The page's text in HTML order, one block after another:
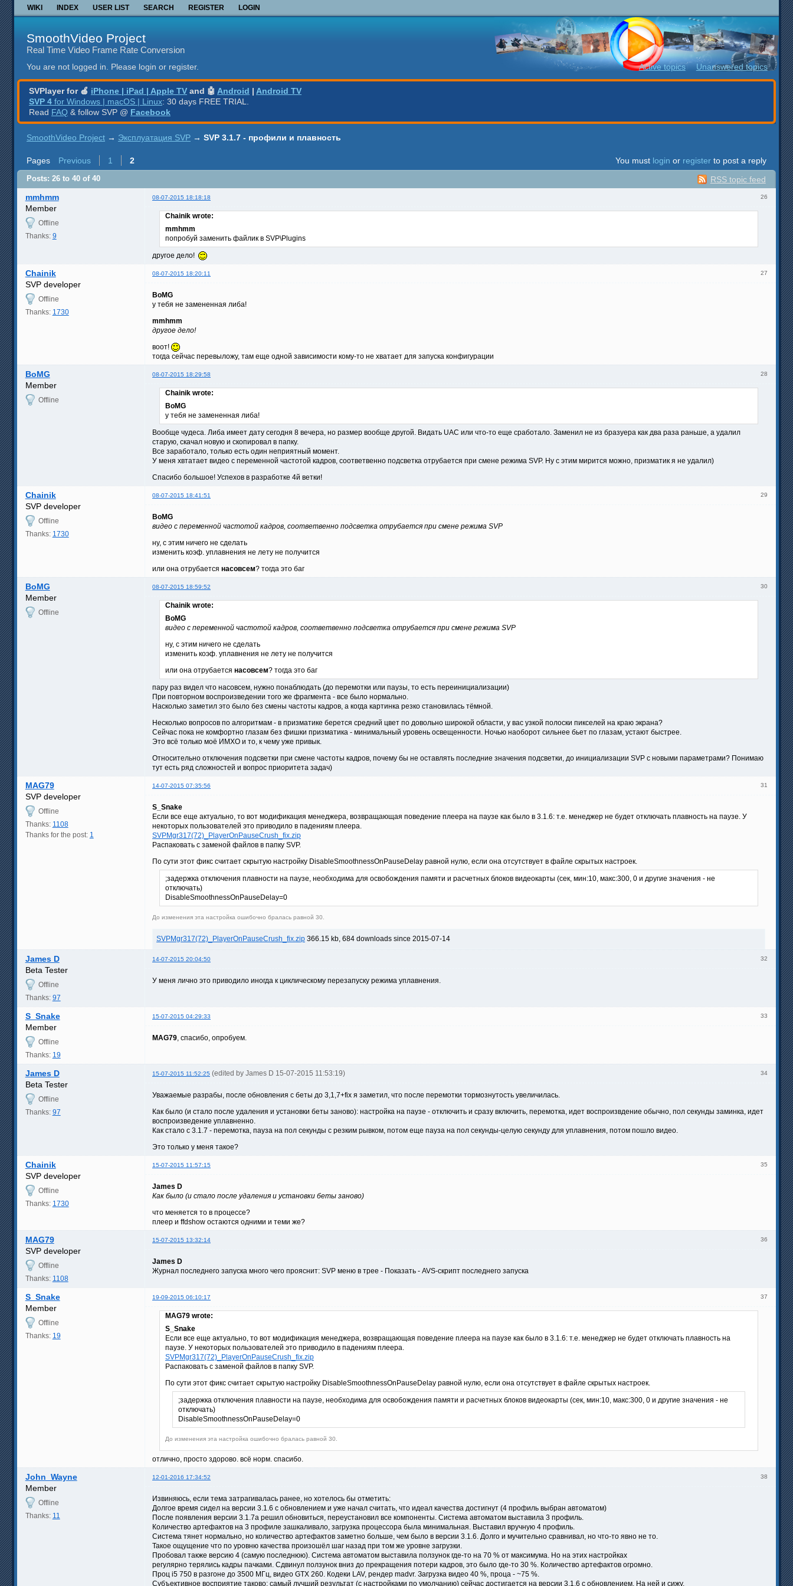
WIKI INDEX USER LIST SEARCH REGISTER LOGIN
SmoothVideo Project
Real Time Video Frame Rate Conversion
You are not logged in. Please login or register. Active topics Unanswered topics
SVPlayer for 🍎 iPhone | iPad | Apple TV and 🤖 Android | Android TV
SVP 4 for Windows | macOS | Linux: 30 days FREE TRIAL.
Read FAQ & follow SVP @ Facebook
SmoothVideo Project → Эксплуатация SVP → SVP 3.1.7 - профили и плавность
Pages Previous 1 2 You must login or register to post a reply
RSS topic feed
Posts: 26 to 40 of 40
26
mmhmm 08-07-2015 18:18:18
Member
Offline
Thanks: 9
Chainik wrote:
mmhmm
попробуй заменить файлик в SVP\Plugins
другое дело!
27
Chainik 08-07-2015 18:20:11
SVP developer
Offline
Thanks: 1730
BoMG
у тебя не замененная либа!
mmhmm
другое дело!
воот!
тогда сейчас перевыложу, там еще одной зависимости кому-то не хватает для запуска конфигурации
28
BoMG 08-07-2015 18:29:58
Member
Offline
Chainik wrote:
BoMG
у тебя не замененная либа!
Вообще чудеса. Либа имеет дату сегодня 8 вечера, но размер вообще другой. Видать UAC или что-то еще сработало. Заменил не из бразуера как два раза раньше, а удалил
старую, скачал новую и скопировал в папку.
Все заработало, только есть один неприятный момент.
У меня хвтатает видео с переменной частотой кадров, соответвенно подсветка отрубается при смене режима SVP. Ну с этим мирится можно, призматик я не удалил)
Спасибо большое! Успехов в разработке 4й ветки!
29
Chainik 08-07-2015 18:41:51
SVP developer
Offline
Thanks: 1730
BoMG
видео с переменной частотой кадров, соответвенно подсветка отрубается при смене режима SVP
ну, с этим ничего не сделать
изменить коэф. уплавнения не лету не получится
или она отрубается насовсем? тогда это баг
30
BoMG 08-07-2015 18:59:52
Member
Offline
Chainik wrote:
BoMG
видео с переменной частотой кадров, соответвенно подсветка отрубается при смене режима SVP
ну, с этим ничего не сделать
изменить коэф. уплавнения не лету не получится
или она отрубается насовсем? тогда это баг
пару раз видел что насовсем, нужно понаблюдать (до перемотки или паузы, то есть переинициализации)
При повторном воспроизведении того же фрагмента - все было нормально.
Насколько заметил это было без смены частоты кадров, а когда картинка резко становилась тёмной.
Несколько вопросов по алгоритмам - в призматике берется средний цвет по довольно широкой области, у вас узкой полоски пикселей на краю экрана?
Сейчас пока не комфортно глазам без фишки призматика - минимальный уровень освещенности. Ночью наоборот сильнее бьет по глазам, устают быстрее.
Это всё только моё ИМХО и то, к чему уже привык.
Относительно отключения подсветки при смене частоты кадров, почему бы не оставлять последние значения подсветки, до инициализации SVP с новыми параметрами? Понимаю
тут есть ряд сложностей и вопрос приоритета задач)
31
MAG79 14-07-2015 07:35:56
SVP developer
Offline
Thanks: 1108
Thanks for the post: 1
S_Snake
Если все еще актуально, то вот модификация менеджера, возвращающая поведение плеера на паузе как было в 3.1.6: т.е. менеджер не будет отключать плавность на паузе. У
некоторых пользователей это приводило в падениям плеера.
SVPMgr317(72)_PlayerOnPauseCrush_fix.zip
Распаковать с заменой файлов в папку SVP.
По сути этот фикс считает скрытую настройку DisableSmoothnessOnPauseDelay равной нулю, если она отсутствует в файле скрытых настроек.
;задержка отключения плавности на паузе, необходима для освобождения памяти и расчетных блоков видеокарты (сек, мин:10, макс:300, 0 и другие значения - не
отключать)
DisableSmoothnessOnPauseDelay=0
До изменения эта настройка ошибочно бралась равной 30.
SVPMgr317(72)_PlayerOnPauseCrush_fix.zip 366.15 kb, 684 downloads since 2015-07-14
32
James D 14-07-2015 20:04:50
Beta Tester
Offline
Thanks: 97
У меня лично это приводило иногда к циклическому перезапуску режима уплавнения.
33
S_Snake 15-07-2015 04:29:33
Member
Offline
Thanks: 19
MAG79, спасибо, опробуем.
34
James D 15-07-2015 11:52:25 (edited by James D 15-07-2015 11:53:19)
Beta Tester
Offline
Thanks: 97
Уважаемые разрабы, после обновления с беты до 3,1,7+fix я заметил, что после перемотки тормознутость увеличилась.
Как было (и стало после удаления и установки беты заново): настройка на паузе - отключить и сразу включить, перемотка, идет воспроизвдение обычно, пол секунды заминка, идет
воспроизведение уплавненно.
Как стало с 3.1.7 - перемотка, пауза на пол секунды с резким рывком, потом еще пауза на пол секунды-целую секунду для уплавнения, потом пошло видео.
Это только у меня такое?
35
Chainik 15-07-2015 11:57:15
SVP developer
Offline
Thanks: 1730
James D
Как было (и стало после удаления и установки беты заново)
что меняется то в процессе?
плеер и ffdshow остаются одними и теми же?
36
MAG79 15-07-2015 13:32:14
SVP developer
Offline
Thanks: 1108
James D
Журнал последнего запуска много чего прояснит: SVP меню в трее - Показать - AVS-скрипт последнего запуска
37
S_Snake 19-09-2015 06:10:17
Member
Offline
Thanks: 19
MAG79 wrote:
S_Snake
Если все еще актуально, то вот модификация менеджера, возвращающая поведение плеера на паузе как было в 3.1.6: т.е. менеджер не будет отключать плавность на
паузе. У некоторых пользователей это приводило в падениям плеера.
SVPMgr317(72)_PlayerOnPauseCrush_fix.zip
Распаковать с заменой файлов в папку SVP.
По сути этот фикс считает скрытую настройку DisableSmoothnessOnPauseDelay равной нулю, если она отсутствует в файле скрытых настроек.
;задержка отключения плавности на паузе, необходима для освобождения памяти и расчетных блоков видеокарты (сек, мин:10, макс:300, 0 и другие значения - не
отключать)
DisableSmoothnessOnPauseDelay=0
До изменения эта настройка ошибочно бралась равной 30.
отлично, просто здорово. всё норм. спасибо.
38
John_Wayne 12-01-2016 17:34:52
Member
Offline
Thanks: 11
Извиняюсь, если тема затрагивалась ранее, но хотелось бы отметить:
Долгое время сидел на версии 3.1.6 с обновлением и уже начал считать, что идеал качества достигнут (4 профиль выбран автоматом)
После появления версии 3.1.7а решил обновиться, переустановил все компоненты. Система автоматом выставила 3 профиль.
Количество артефактов на 3 профиле зашкаливало, загрузка процессора была минимальная. Выставил вручную 4 профиль.
Система тянет нормально, но количество артефактов заметно больше, чем было в версии 3.1.6. Долго и мучительно сравнивал, но что-то явно не то.
Такое ощущение что по уровню качества произошёл шаг назад при том же уровне загрузки.
Пробовал также версию 4 (самую последнюю). Система автоматом выставила ползунок где-то на 70 % от максимума. Но на этих настройках
регулярно терялись кадры пачками. Сдвинул ползунок вниз до прекращения потери кадров, это было где-то 30 %. Количество артефактов огромно.
Проц i5 750 в разгоне до 3500 МГц, видео GTX 260. Кодеки LAV, рендер madvr. Загрузка видео 40 %, проца - ~75 %.
Субъективное восприятие таково: самый лучший результат (с настройками по умолчанию) сейчас достигается на версии 3.1.6 с обновлением. На ней и сижу.